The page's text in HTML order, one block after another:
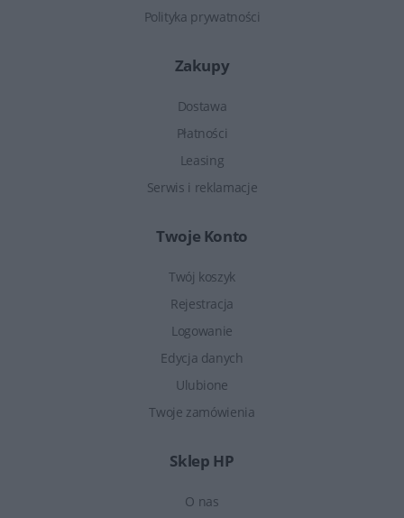
Polityka prywatności
Zakupy
Dostawa
Płatności
Leasing
Serwis i reklamacje
Twoje Konto
Twój koszyk
Rejestracja
Logowanie
Edycja danych
Ulubione
Twoje zamówienia
Sklep HP
O nas